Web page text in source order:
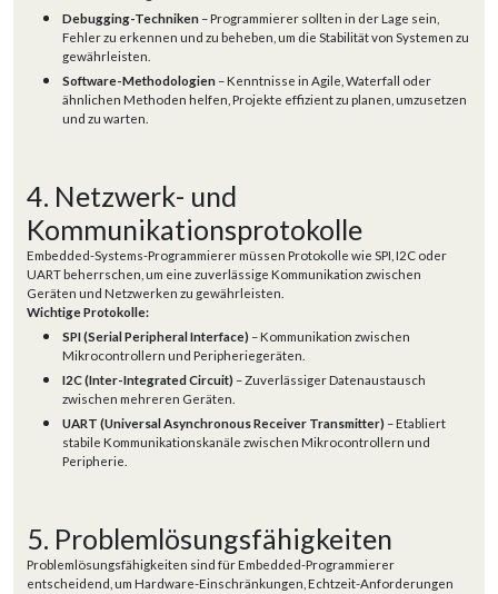
Debugging-Techniken – Programmierer sollten in der Lage sein,
Fehler zu erkennen und zu beheben, um die Stabilität von Systemen zu
gewährleisten.
Software-Methodologien – Kenntnisse in Agile, Waterfall oder
ähnlichen Methoden helfen, Projekte effizient zu planen, umzusetzen
und zu warten.
4. Netzwerk- und
Kommunikationsprotokolle
Embedded-Systems-Programmierer müssen Protokolle wie SPI, I2C oder
UART beherrschen, um eine zuverlässige Kommunikation zwischen
Geräten und Netzwerken zu gewährleisten.
Wichtige Protokolle:
SPI (Serial Peripheral Interface) – Kommunikation zwischen
Mikrocontrollern und Peripheriegeräten.
I2C (Inter-Integrated Circuit) – Zuverlässiger Datenaustausch
zwischen mehreren Geräten.
UART (Universal Asynchronous Receiver Transmitter) – Etabliert
stabile Kommunikationskanäle zwischen Mikrocontrollern und
Peripherie.
5. Problemlösungsfähigkeiten
Problemlösungsfähigkeiten sind für Embedded-Programmierer
entscheidend, um Hardware-Einschränkungen, Echtzeit-Anforderungen